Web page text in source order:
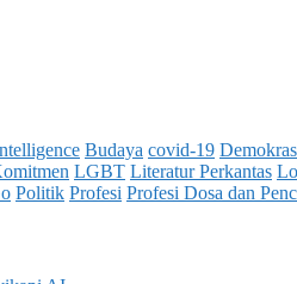
Budaya covid-19
LGBT Literatur Perkantas
Politik Profesi Profesi Dosa dan